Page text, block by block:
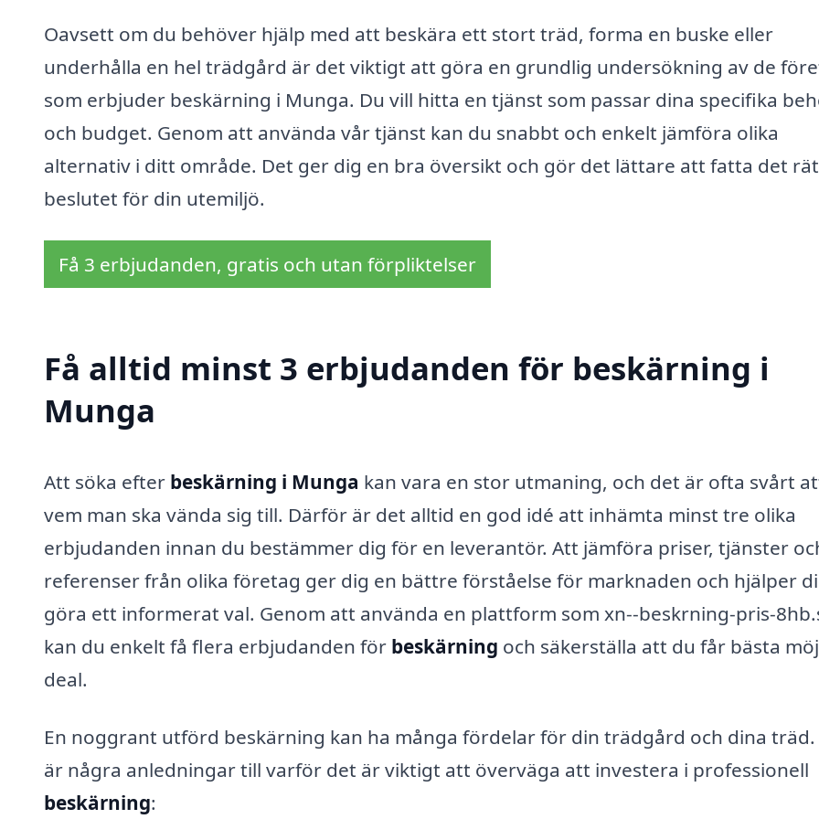
Oavsett om du behöver hjälp med att beskära ett stort träd, forma en buske eller
underhålla en hel trädgård är det viktigt att göra en grundlig undersökning av de
som erbjuder beskärning i Munga. Du vill hitta en tjänst som passar dina specifika
och budget. Genom att använda vår tjänst kan du snabbt och enkelt jämföra olika
alternativ i ditt område. Det ger dig en bra översikt och gör det lättare att fatta det
beslutet för din utemiljö.
Få 3 erbjudanden, gratis och utan förpliktelser
Få alltid minst 3 erbjudanden för beskärning i
Munga
Att söka efter beskärning i Munga kan vara en stor utmaning, och det är ofta svårt
vem man ska vända sig till. Därför är det alltid en god idé att inhämta minst tre olika
erbjudanden innan du bestämmer dig för en leverantör. Att jämföra priser, tjänster
referenser från olika företag ger dig en bättre förståelse för marknaden och hjälper
göra ett informerat val. Genom att använda en plattform som xn--beskrning-pris-
kan du enkelt få flera erbjudanden för beskärning och säkerställa att du får bästa
deal.
En noggrant utförd beskärning kan ha många fördelar för din trädgård och dina träd.
är några anledningar till varför det är viktigt att överväga att investera i professionell
beskärning: